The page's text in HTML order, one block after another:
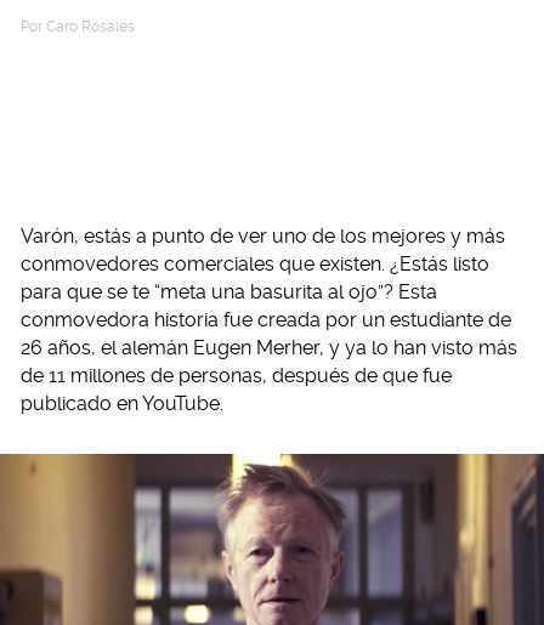
Por Caro Rosales
Varón, estás a punto de ver uno de los mejores y más
conmovedores comerciales que existen. ¿Estás listo
para que se te “meta una basurita al ojo”? Esta
conmovedora historia fue creada por un estudiante de
26 años, el alemán Eugen Merher, y ya lo han visto más
de 11 millones de personas, después de que fue
publicado en YouTube.